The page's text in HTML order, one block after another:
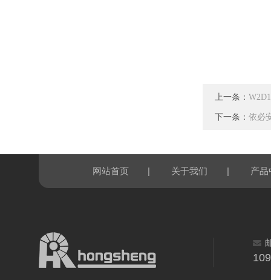
上一条：
下一条： 依必
网站首页 | 关于我们 | 产品